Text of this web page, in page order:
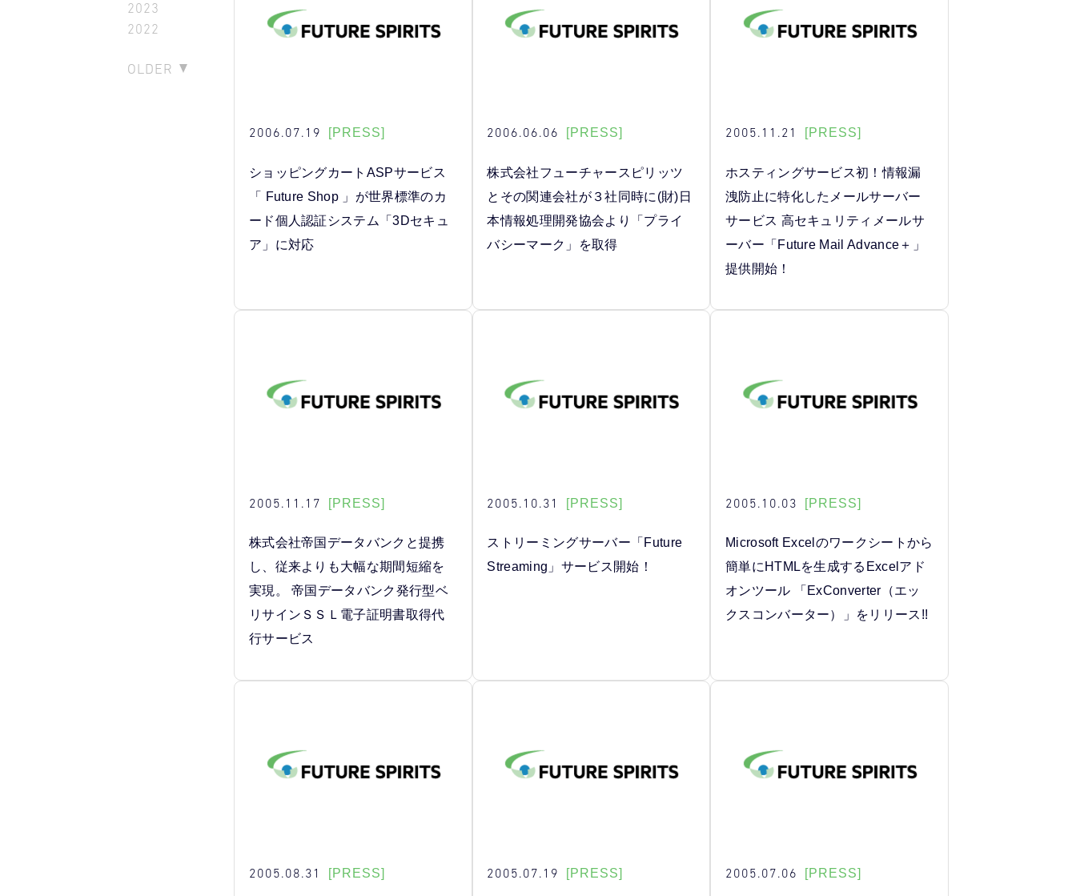
2023
2022
OLDER
2006.07.19 [PRESS]
ショッピングカートASPサービス
「 Future Shop 」が世界標準のカ
ード個人認証システム「3Dセキュ
ア」に対応
2006.06.06 [PRESS]
株式会社フューチャースピリッツ
とその関連会社が３社同時に(財)日
本情報処理開発協会より「プライ
バシーマーク」を取得
2005.11.21 [PRESS]
ホスティングサービス初！情報漏
洩防止に特化したメールサーバー
サービス 高セキュリティメールサ
ーバー「Future Mail Advance＋」
提供開始！
2005.11.17 [PRESS]
株式会社帝国データバンクと提携
し、従来よりも大幅な期間短縮を
実現。 帝国データバンク発行型ベ
リサインＳＳＬ電子証明書取得代
行サービス
2005.10.31 [PRESS]
ストリーミングサーバー「Future
Streaming」サービス開始！
2005.10.03 [PRESS]
Microsoft Excelのワークシートから
簡単にHTMLを生成するExcelアド
オンツール 「ExConverter（エッ
クスコンバーター）」をリリース!!
2005.08.31 [PRESS] 2005.07.19 [PRESS] 2005.07.06 [PRESS]